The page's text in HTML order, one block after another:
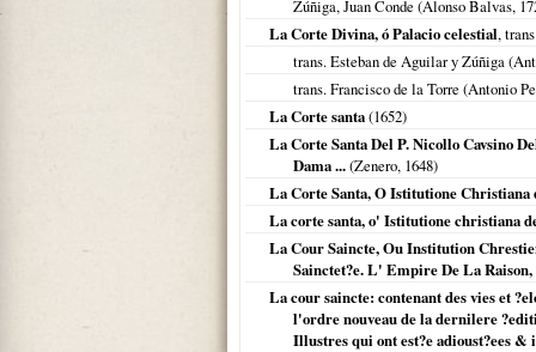
Zúñiga, Juan Conde (Alonso Balvas,
La Corte Divina, ó Palacio celestial,
trans. Esteban de Aguilar y Zúñiga
trans. Francisco de la Torre (Antonio
La Corte santa(1652)
La Corte Santa Del P. Nicollo Cavsino
Dama ...(Zenero, 1648)
La Corte Santa, O Istitutione
La corte santa, o' Istitutione christiana
La Cour Saincte, Ou Institution
Sainctet?e. L' Empire De La Raison,
La cour saincte: contenant des vies et
l'ordre nouveau de la dernilere
Illustres qui ont est?e adioust?ees &